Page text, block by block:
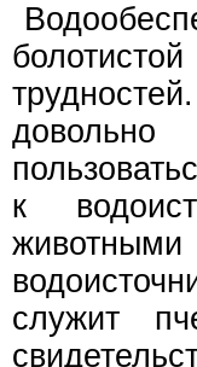
к
служит